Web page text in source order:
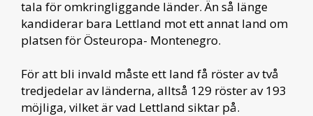
tala för omkringliggande länder. Än så länge
kandiderar bara Lettland mot ett annat land om
platsen för Östeuropa- Montenegro.
För att bli invald måste ett land få röster av två
tredjedelar av länderna, alltså 129 röster av 193
möjliga, vilket är vad Lettland siktar på.